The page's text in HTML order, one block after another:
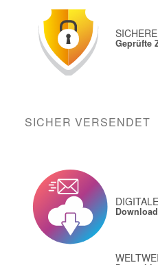
Geprüfte
SICHER VERSENDET